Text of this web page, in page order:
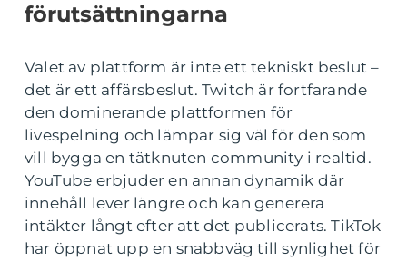
förutsättningarna
Valet av plattform är inte ett tekniskt beslut –
det är ett affärsbeslut. Twitch är fortfarande
den dominerande plattformen för
livespelning och lämpar sig väl för den som
vill bygga en tätknuten community i realtid.
YouTube erbjuder en annan dynamik där
innehåll lever längre och kan generera
intäkter långt efter att det publicerats. TikTok
har öppnat upp en snabbväg till synlighet för